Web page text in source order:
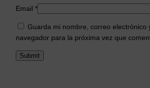
Email *
Guarda mi nombre, correo electrónico
navegador para la próxima vez que